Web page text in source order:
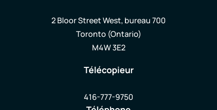
2 Bloor Street West, bureau 700
Toronto (Ontario)
M4W 3E2
Télécopieur
416-777-9750